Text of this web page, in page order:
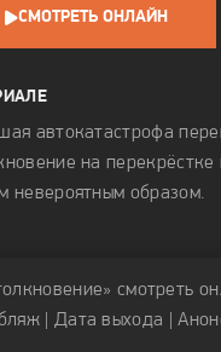
СМОТРЕТЬ ОНЛАЙН
автокатастрофа
на
невероятным образом.
смотреть
| Дата выхода |